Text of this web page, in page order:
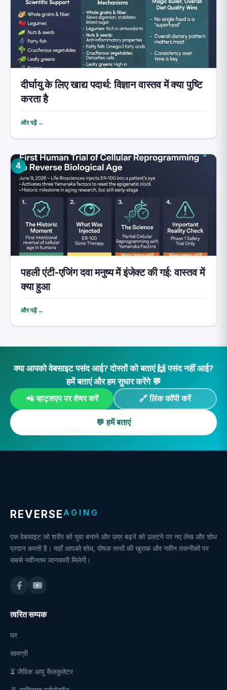
दीर्घायु के लिए खाद्य पदार्थ: विज्ञान वास्तव में क्या पुष्टि
करता है
और पढ़ें ←
4
पहली एंटी-एजिंग दवा मनुष्य में इंजेक्ट की गई: वास्तव में
क्या हुआ
और पढ़ें ←
क्या आपको वेबसाइट पसंद आई? दोस्तों को बताएं 🙌 पसंद नहीं आई?
हमें बताएं और हम सुधार करेंगे 💬
📲 व्हाट्सएप पर शेयर करें 🔗 लिंक कॉपी करें
💬 हमें बताएं
REVERSEAGING
एक वेबसाइट जो शरीर को युवा बनाने और उम्र बढ़ने को उलटने पर नए लेख और शोध
प्रदान करती है। यहाँ आपको शोध, पोषक तत्वों की खुराक और नवीन तकनीकों पर
सबसे नवीनतम जानकारी मिलेगी।
त्वरित सम्पक
घर
सामग्री
⏳ जैविक आयु कैलकुलेटर